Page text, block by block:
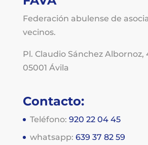
Federación abulense de
vecinos.
Pl. Claudio Sánchez Albornoz,
05001 Ávila
Contacto:
Teléfono: 920 22 04 45
whatsapp: 639 37 82 59